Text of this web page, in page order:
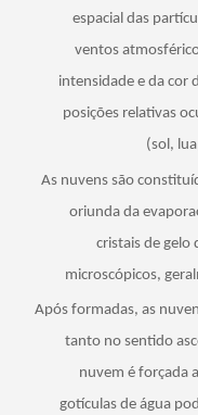
espacial das
ventos
intensidade e da cor
posições relativas
(sol,
As nuvens são
oriunda da
cristais de gelo
microscópicos,
Após formadas, as
tanto no sentido
nuvem é forçada
gotículas de água